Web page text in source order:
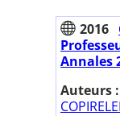
2016
Annales
Auteurs :